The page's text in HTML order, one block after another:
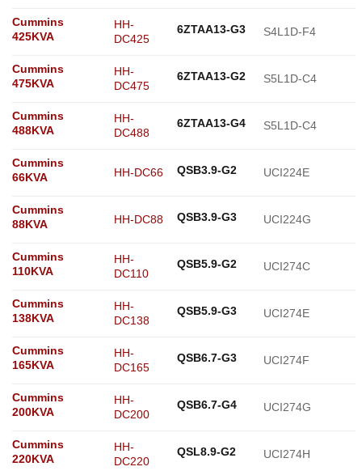
Cummins
425KVA
HH-
DC425
6ZTAA13-G3 S4L1D-F4
Cummins
475KVA
HH-
DC475
6ZTAA13-G2 S5L1D-C4
Cummins
488KVA
HH-
DC488
6ZTAA13-G4 S5L1D-C4
Cummins
66KVA
HH-DC66 QSB3.9-G2 UCI224E
Cummins
88KVA
HH-DC88 QSB3.9-G3 UCI224G
Cummins
110KVA
HH-
DC110
QSB5.9-G2 UCI274C
Cummins
138KVA
HH-
DC138
QSB5.9-G3 UCI274E
Cummins
165KVA
HH-
DC165
QSB6.7-G3 UCI274F
Cummins
200KVA
HH-
DC200
QSB6.7-G4 UCI274G
Cummins
220KVA
HH-
DC220
QSL8.9-G2 UCI274H